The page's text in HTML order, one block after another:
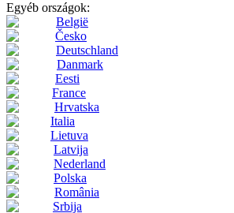
Egyéb országok:
België
Česko
Deutschland
Danmark
Eesti
France
Hrvatska
Italia
Lietuva
Latvija
Nederland
Polska
România
Srbija